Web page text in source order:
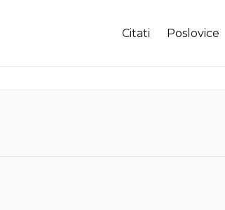
Citati Poslovice